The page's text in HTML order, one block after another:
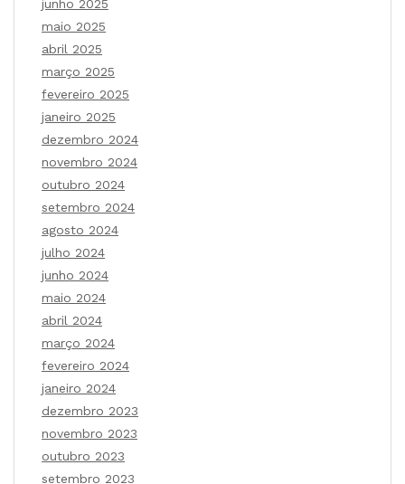
junho 2025
maio 2025
abril 2025
março 2025
fevereiro 2025
janeiro 2025
dezembro 2024
novembro 2024
outubro 2024
setembro 2024
agosto 2024
julho 2024
junho 2024
maio 2024
abril 2024
março 2024
fevereiro 2024
janeiro 2024
dezembro 2023
novembro 2023
outubro 2023
setembro 2023